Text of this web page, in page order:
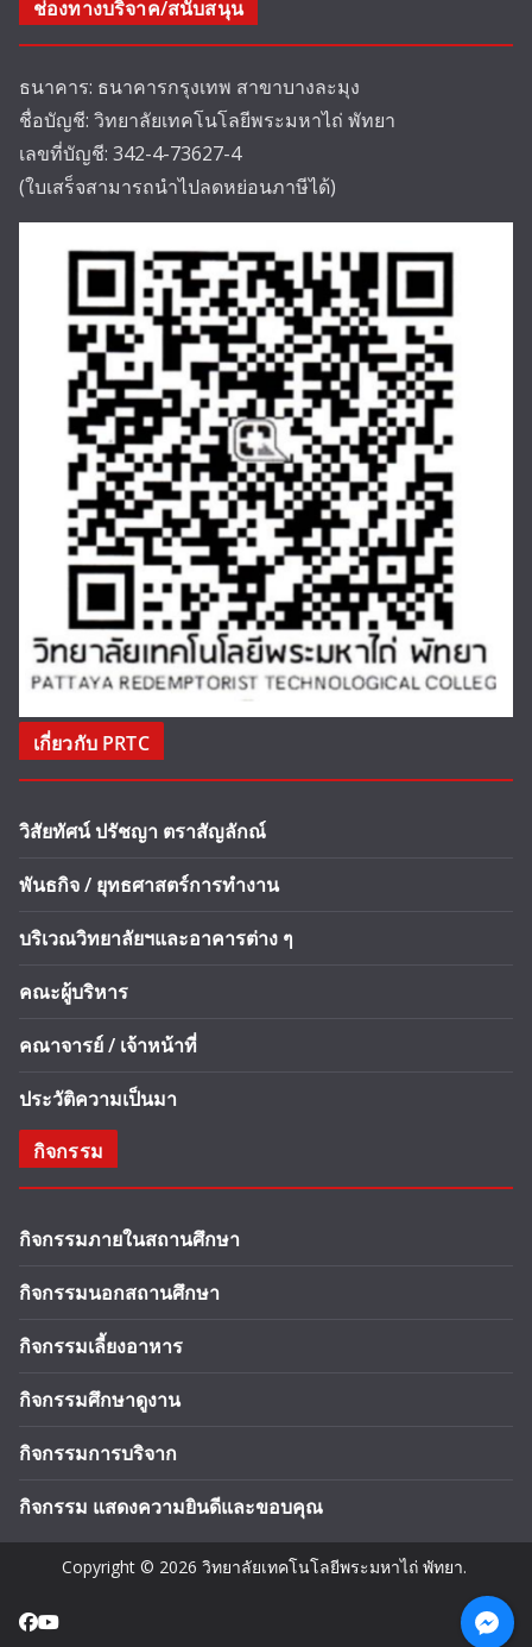
ช่องทางบริจาค/สนับสนุน
ธนาคาร: ธนาคารกรุงเทพ สาขาบางละมุง
ชื่อบัญชี: วิทยาลัยเทคโนโลยีพระมหาไถ่ พัทยา
เลขที่บัญชี: 342-4-73627-4
(ใบเสร็จสามารถนำไปลดหย่อนภาษีได้)
เกี่ยวกับ PRTC
วิสัยทัศน์ ปรัชญา ตราสัญลักณ์
พันธกิจ / ยุทธศาสตร์การทำงาน
บริเวณวิทยาลัยฯและอาคารต่าง ๆ
คณะผู้บริหาร
คณาจารย์ / เจ้าหน้าที่
ประวัติความเป็นมา
กิจกรรม
กิจกรรมภายในสถานศึกษา
กิจกรรมนอกสถานศึกษา
กิจกรรมเลี้ยงอาหาร
กิจกรรมศึกษาดูงาน
กิจกรรมการบริจาก
กิจกรรม แสดงความยินดีและขอบคุณ
Copyright © 2026 วิทยาลัยเทคโนโลยีพระมหาไถ่ พัทยา.